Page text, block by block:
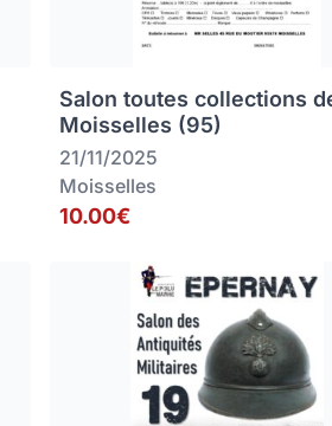
Salon toutes collections
Moisselles (95)
21/11/2025
Moisselles
10.00€